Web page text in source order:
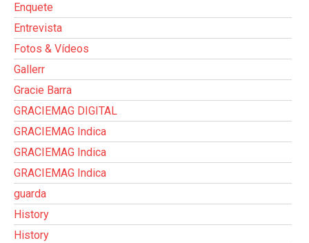
Enquete
Entrevista
Fotos & Vídeos
Gallerr
Gracie Barra
GRACIEMAG DIGITAL
GRACIEMAG Indica
GRACIEMAG Indica
GRACIEMAG Indica
guarda
History
History